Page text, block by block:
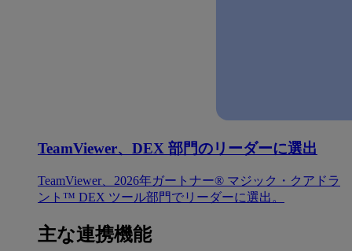
TeamViewer、DEX 部門のリーダーに選出
TeamViewer、2026年ガートナー® マジック・クアドラ
ント™ DEX ツール部門でリーダーに選出。
主な連携機能